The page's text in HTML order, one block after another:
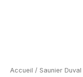
Accueil / Saunier Duval